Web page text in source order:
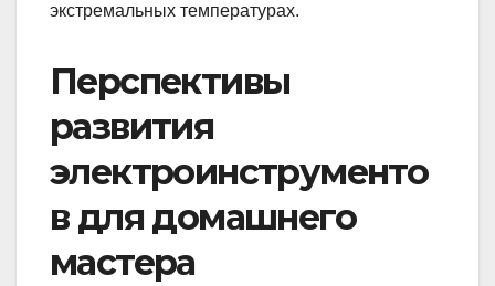
экстремальных температурах.
Перспективы
развития
электроинструменто
в для домашнего
мастера